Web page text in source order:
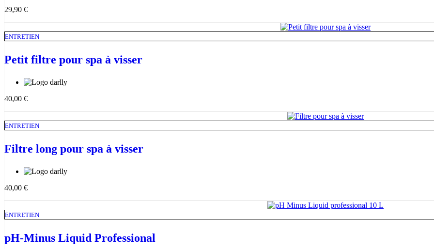
29,90 €
ENTRETIEN
Petit filtre pour spa à visser
40,00 €
ENTRETIEN
Filtre long pour spa à visser
40,00 €
ENTRETIEN
pH-Minus Liquid Professional